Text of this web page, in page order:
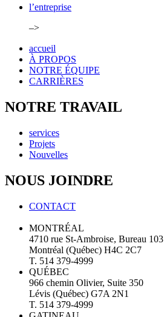
l’entreprise
–>
accueil
À PROPOS
NOTRE ÉQUIPE
CARRIÈRES
NOTRE TRAVAIL
services
Projets
Nouvelles
NOUS JOINDRE
CONTACT
MONTRÉAL
4710 rue St-Ambroise, Bureau 103
Montréal (Québec) H4C 2C7
T. 514 379-4999
QUÉBEC
966 chemin Olivier, Suite 350
Lévis (Québec) G7A 2N1
T. 514 379-4999